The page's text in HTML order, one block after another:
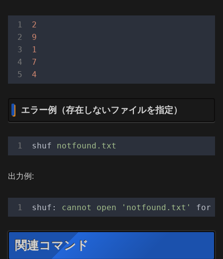
2
9
1
7
4
エラー例（存在しないファイルを指定）
shuf notfound.txt
出力例:
shuf: cannot open 'notfound.txt' for
関連コマンド